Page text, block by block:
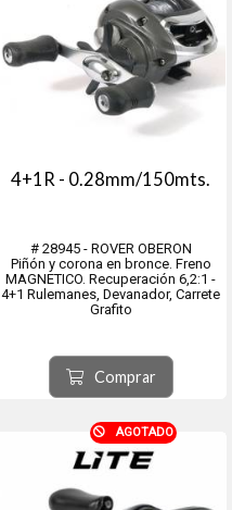
4+1R - 0.28mm/150mts.
# 28945 - ROVER OBERON
Piñón y corona en bronce. Freno
MAGNETICO. Recuperación 6,2:1 -
4+1 Rulemanes, Devanador, Carrete
Grafito
Comprar
AGOTADO